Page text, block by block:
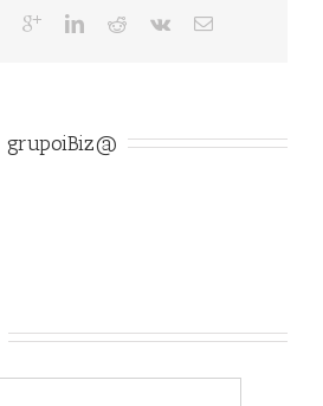
grupoiBiz@